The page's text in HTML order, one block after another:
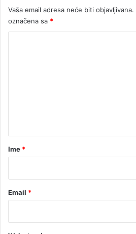
Vaša email adresa neće biti objavljivana.
označena sa *
rIme *
Email *